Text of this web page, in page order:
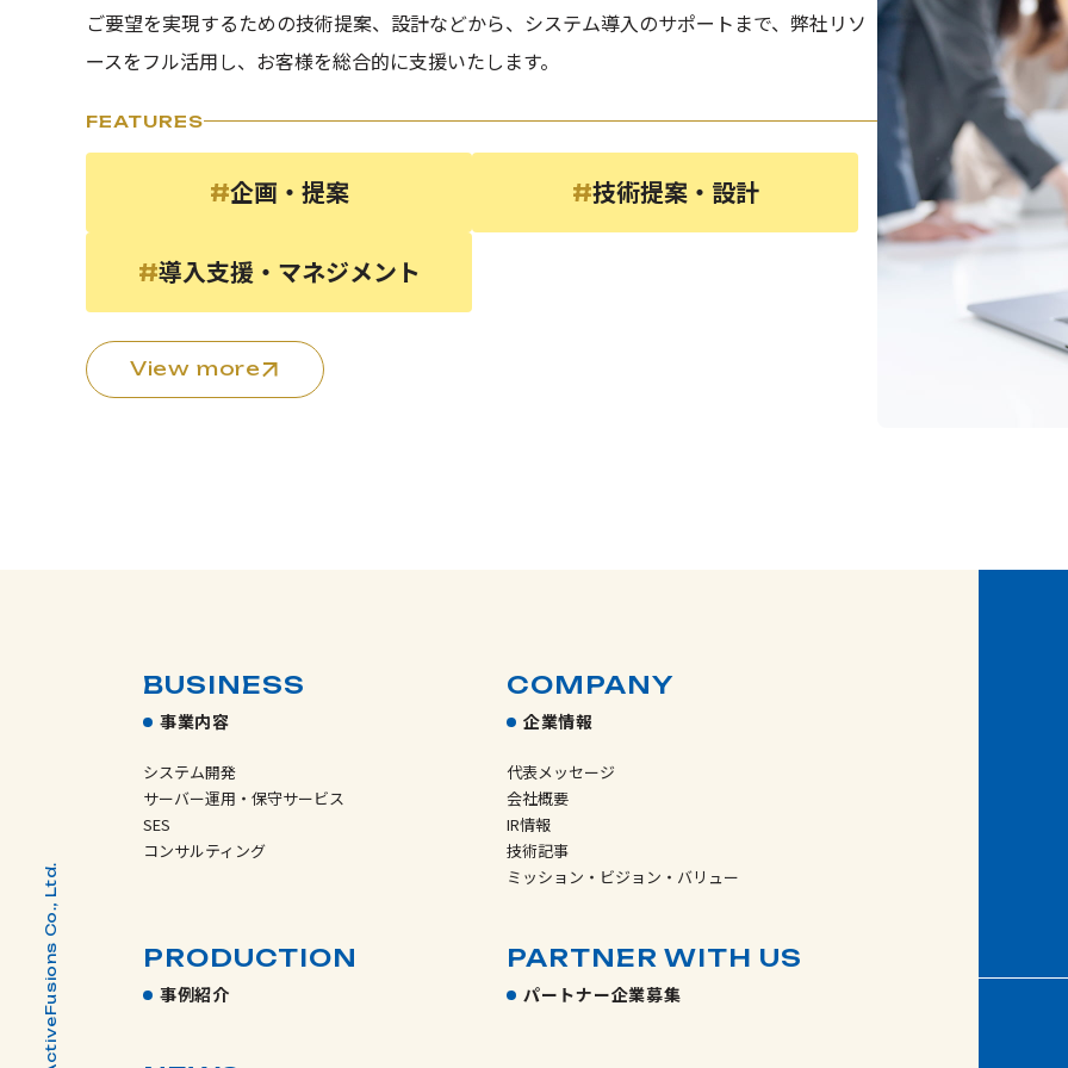
ご要望を実現するための技術提案、設計などから、システム導入のサポートまで、弊社リソ
ースをフル活用し、お客様を総合的に支援いたします。
FEATURES
#企画・提案 #技術提案・設計
#導入支援・マネジメント
View more
BUSINESS
事業内容
システム開発
サーバー運用・保守サービス
SES
コンサルティング
COMPANY
企業情報
代表メッセージ
会社概要
IR情報
技術記事
ミッション・ビジョン・バリュー
PRODUCTION
事例紹介
PARTNER WITH US
パートナー企業募集
© ActiveFusions Co., Ltd.